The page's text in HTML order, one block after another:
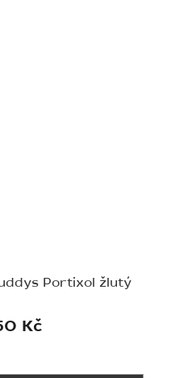
Portixol žlutý
Kč